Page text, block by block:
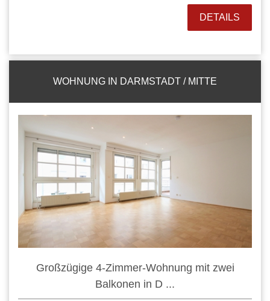
DETAILS
WOHNUNG IN DARMSTADT / MITTE
Großzügige 4-Zimmer-Wohnung mit zwei
Balkonen in D ...